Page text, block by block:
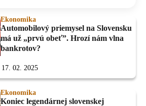
Ekonomika
Automobilový priemysel na Slovensku
má už „prvú obeť”. Hrozí nám vlna
bankrotov?
17. 02. 2025
Ekonomika
Koniec legendárnej slovenskej